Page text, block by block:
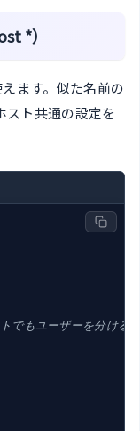
*）
えます。似た名前の
スト共通の設定を
でもユーザーを分ける